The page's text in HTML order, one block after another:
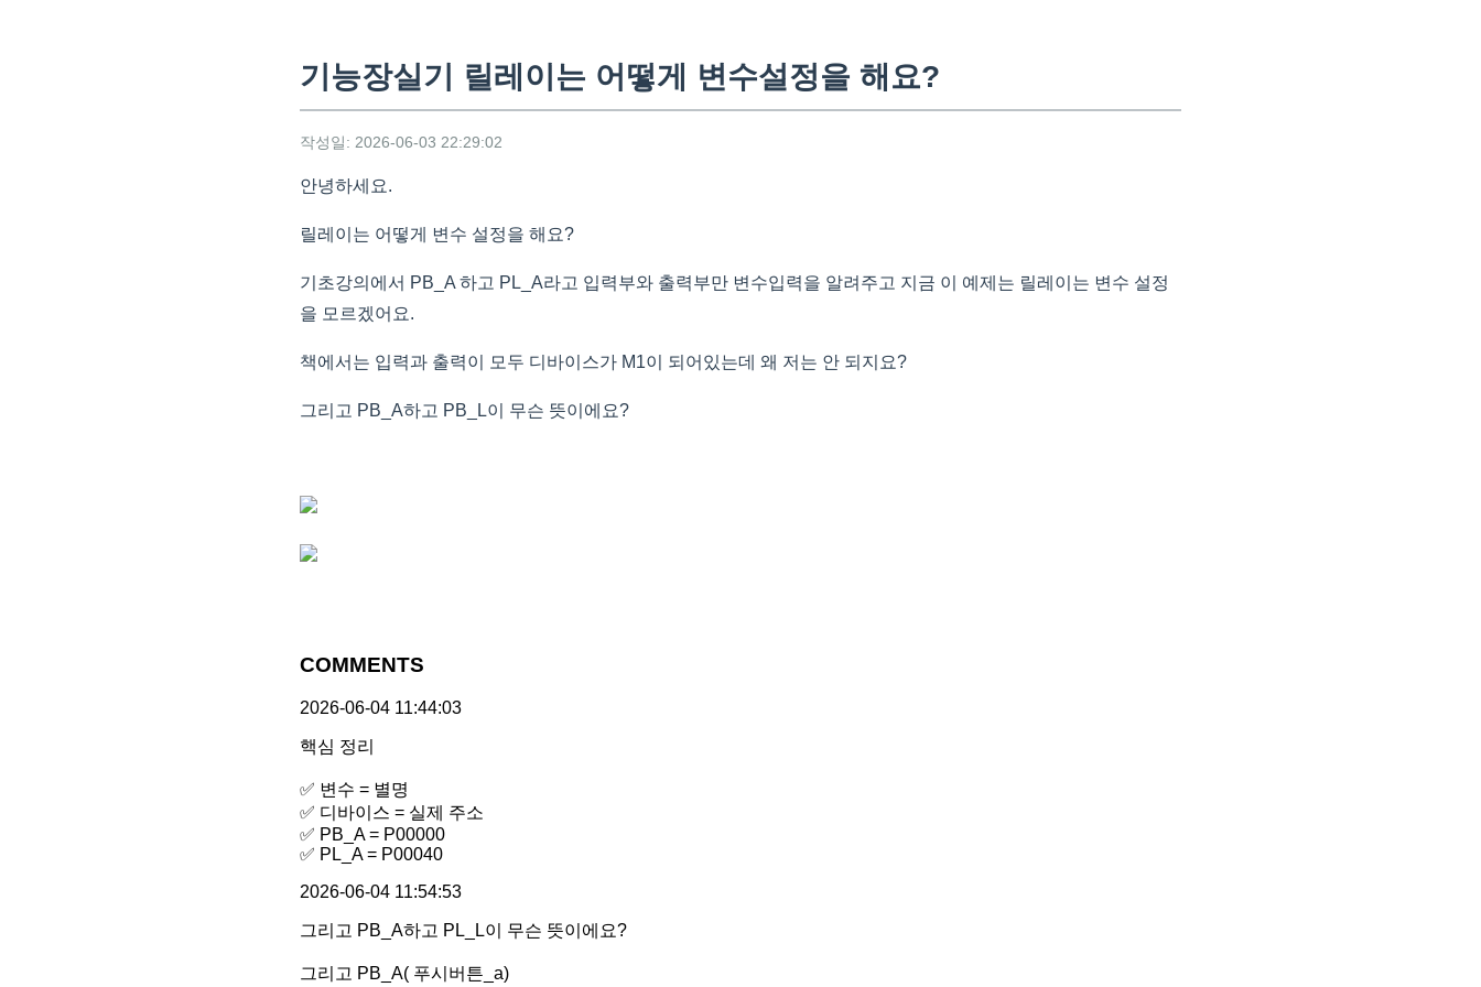
기능장실기 릴레이는 어떻게 변수설정을 해요?
작성일: 2026-06-03 22:29:02
안녕하세요.
릴레이는 어떻게 변수 설정을 해요?
기초강의에서 PB_A 하고 PL_A라고 입력부와 출력부만 변수입력을 알려주고 지금 이 예제는 릴레이는 변수 설정
을 모르겠어요.
책에서는 입력과 출력이 모두 디바이스가 M1이 되어있는데 왜 저는 안 되지요?
그리고 PB_A하고 PB_L이 무슨 뜻이에요?
COMMENTS
2026-06-04 11:44:03
핵심 정리
✅ 변수 = 별명
✅ 디바이스 = 실제 주소
✅ PB_A = P00000
✅ PL_A = P00040
2026-06-04 11:54:53
그리고 PB_A하고 PL_L이 무슨 뜻이에요?
그리고 PB_A( 푸시버튼_a)